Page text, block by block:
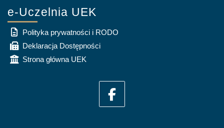
e-Uczelnia UEK
Polityka prywatności i RODO
Deklaracja Dostępności
Strona główna UEK